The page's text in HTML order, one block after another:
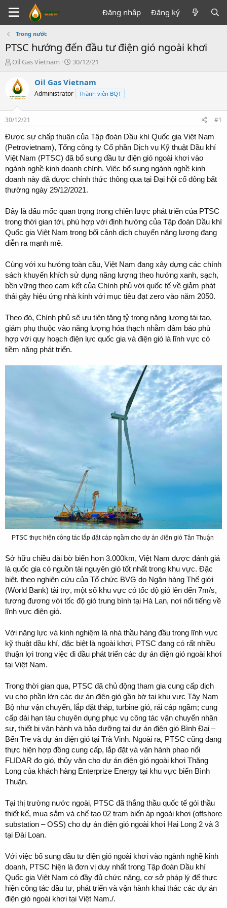
Đăng nhập Đăng ký
Trong nước
PTSC hướng đến đầu tư điện gió ngoài khơi
T
e
a
s
t
a
r
t
e
r
Oil Gas Vietnam
N
à
g
30/12/21
Oil Gas Vietnam
Administrator Thành viên BQT
30/12/21
#1
Được sự chấp thuận của Tập đoàn Dầu khí Quốc gia Việt Nam
(Petrovietnam), Tổng công ty Cổ phần Dịch vụ Kỹ thuật Dầu khí
Việt Nam (PTSC) đã bổ sung đầu tư điện gió ngoài khơi vào
ngành nghề kinh doanh chính. Việc bổ sung ngành nghề kinh
doanh này đã được chính thức thông qua tại Đại hội cổ đông bất
thường ngày 29/12/2021.
Đây là dấu mốc quan trọng trong chiến lược phát triển của PTSC
trong thời gian tới, phù hợp với định hướng của Tập đoàn Dầu khí
Quốc gia Việt Nam trong bối cảnh dịch chuyển năng lượng đang
diễn ra mạnh mẽ.
Cùng với xu hướng toàn cầu, Việt Nam đang xây dựng các chính
sách khuyến khích sử dụng năng lượng theo hướng xanh, sạch,
bền vững theo cam kết của Chính phủ với quốc tế về giảm phát
thải gây hiệu ứng nhà kính với mục tiêu đạt zero vào năm 2050.
Theo đó, Chính phủ sẽ ưu tiên tăng tỷ trọng năng lượng tái tạo,
giảm phụ thuộc vào năng lượng hóa thạch nhằm đảm bảo phù
hợp với quy hoạch điện lực quốc gia và điện gió là lĩnh vực có
tiềm năng phát triển.
PTSC thực hiện công tác lắp đặt cáp ngầm cho dự án điện gió Tân Thuận
Sở hữu chiều dài bờ biển hơn 3.000km, Việt Nam được đánh giá
là quốc gia có nguồn tài nguyên gió tốt nhất trong khu vực. Đặc
biệt, theo nghiên cứu của Tổ chức BVG do Ngân hàng Thế giới
(World Bank) tài trợ, một số khu vực có tốc độ gió lên đến 7m/s,
tương đương với tốc độ gió trung bình tại Hà Lan, nơi nổi tiếng về
lĩnh vực điện gió.
Với năng lực và kinh nghiệm là nhà thầu hàng đầu trong lĩnh vực
kỹ thuật dầu khí, đặc biệt là ngoài khơi, PTSC đang có rất nhiều
thuận lợi trong việc đi đầu phát triển các dự án điện gió ngoài khơi
tại Việt Nam.
Trong thời gian qua, PTSC đã chủ động tham gia cung cấp dịch
vụ cho phần lớn các dự án điện gió gần bờ tại khu vực Tây Nam
Bộ như vận chuyển, lắp đặt tháp, turbine gió, rải cáp ngầm; cung
cấp dài hạn tàu chuyên dụng phục vụ công tác vận chuyển nhân
sự, thiết bị vận hành và bảo dưỡng tại dự án điện gió Bình Đại –
Bến Tre và dự án điện gió tại Trà Vinh. Ngoài ra, PTSC cũng đang
thực hiện hợp đồng cung cấp, lắp đặt và vận hành phao nổi
FLIDAR đo gió, thủy văn cho dự án điện gió ngoài khơi Thăng
Long của khách hàng Enterprize Energy tại khu vực biển Bình
Thuận.
Tại thị trường nước ngoài, PTSC đã thắng thầu quốc tế gói thầu
thiết kế, mua sắm và chế tạo 02 trạm biến áp ngoài khơi (offshore
substation – OSS) cho dự án điện gió ngoài khơi Hai Long 2 và 3
tại Đài Loan.
Với việc bổ sung đầu tư điện gió ngoài khơi vào ngành nghề kinh
doanh, PTSC hiện là đơn vị duy nhất trong Tập đoàn Dầu khí
Quốc gia Việt Nam có đầy đủ chức năng, cơ sở pháp lý để thực
hiện công tác đầu tư, phát triển và vận hành khai thác các dự án
điện gió ngoài khơi tại Việt Nam./.